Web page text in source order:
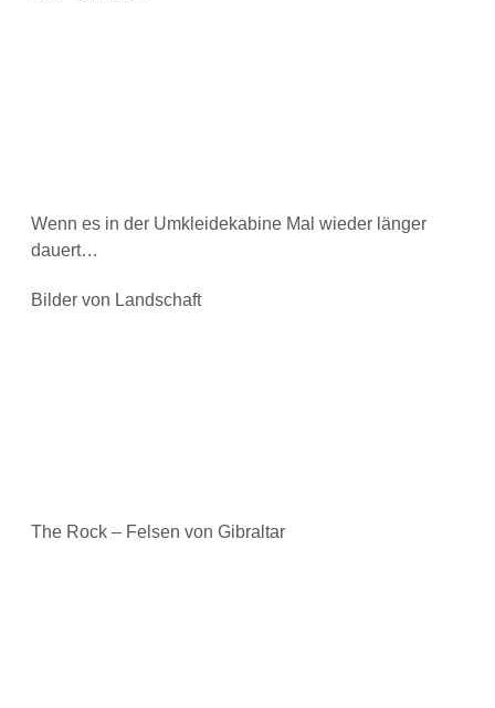
Wenn es in der Umkleidekabine Mal wieder länger
dauert…
Bilder von Landschaft
The Rock – Felsen von Gibraltar